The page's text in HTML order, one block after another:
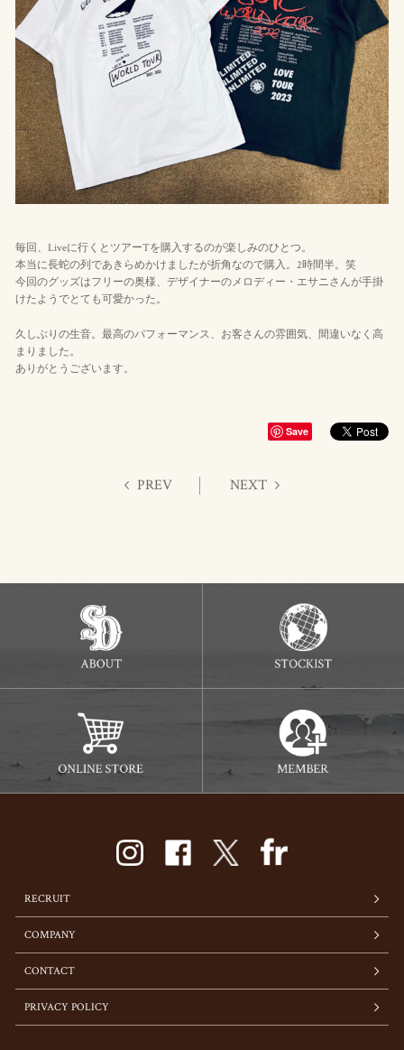
毎回、Liveに行くとツアーTを購入するのが楽しみのひとつ。
本当に長蛇の列であきらめかけましたが折角なので購入。2時間半。笑
今回のグッズはフリーの奥様、デザイナーのメロディー・エサニさんが手掛
けたようでとても可愛かった。
久しぶりの生音。最高のパフォーマンス、お客さんの雰囲気、間違いなく高
まりました。
ありがとうございます。
Save
PREV NEXT
RECRUIT
COMPANY
CONTACT
PRIVACY POLICY